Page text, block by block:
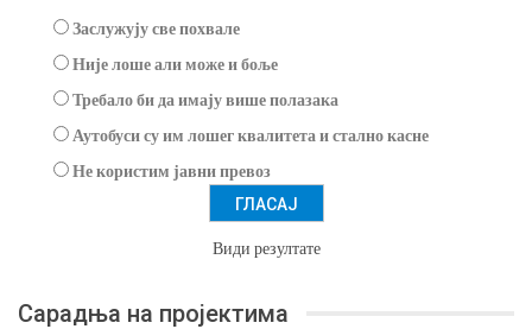
Заслужују све похвале
Није лоше али може и боље
Требало би да имају више полазака
Аутобуси су им лошег квалитета и стално касне
Не користим јавни превоз
Види резултате
Сарадња на пројектима